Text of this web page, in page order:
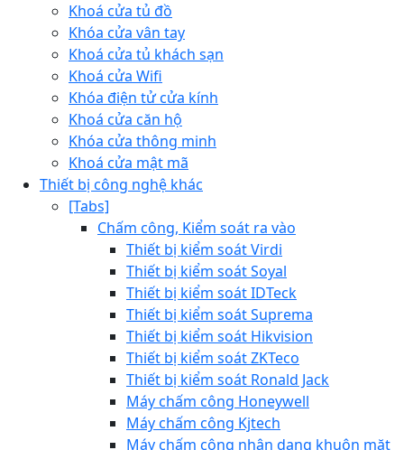
Khoá cửa tủ đồ
Khóa cửa vân tay
Khoá cửa tủ khách sạn
Khoá cửa Wifi
Khóa điện tử cửa kính
Khoá cửa căn hộ
Khóa cửa thông minh
Khoá cửa mật mã
Thiết bị công nghệ khác
[Tabs]
Chấm công, Kiểm soát ra vào
Thiết bị kiểm soát Virdi
Thiết bị kiểm soát Soyal
Thiết bị kiểm soát IDTeck
Thiết bị kiểm soát Suprema
Thiết bị kiểm soát Hikvision
Thiết bị kiểm soát ZKTeco
Thiết bị kiểm soát Ronald Jack
Máy chấm công Honeywell
Máy chấm công Kjtech
Máy chấm công nhận dạng khuôn mặt